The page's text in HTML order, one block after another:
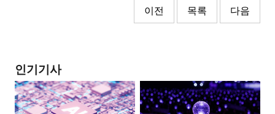
이전 목록 다음
인기기사